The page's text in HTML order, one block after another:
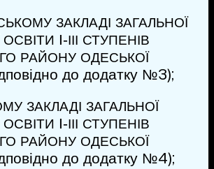
ЗАКЛАДІ ЗАГАЛЬНОЇ
ОСВІТИ І‑ІІІ СТУПЕНІВ
РАЙОНУ ОДЕСЬКОЇ
до додатку №3);
ЗАКЛАДІ ЗАГАЛЬНОЇ
ОСВІТИ І‑ІІІ СТУПЕНІВ
РАЙОНУ ОДЕСЬКОЇ
до додатку №4);